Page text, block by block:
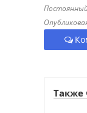
Также